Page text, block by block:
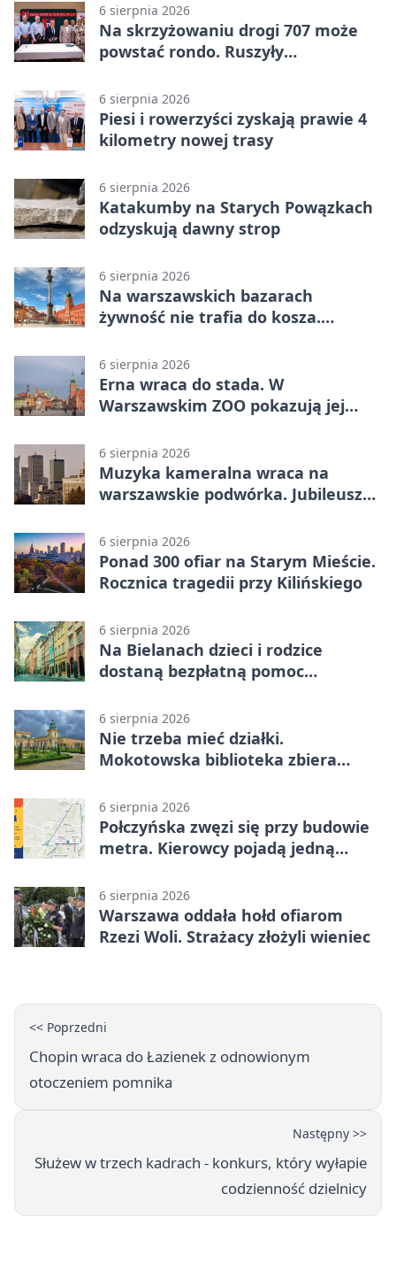
6 sierpnia 2026
Na skrzyżowaniu drogi 707 może
powstać rondo. Ruszyły
6 sierpnia 2026
Piesi i rowerzyści zyskają prawie 4
kilometry nowej trasy
6 sierpnia 2026
Katakumby na Starych Powązkach
odzyskują dawny strop
6 sierpnia 2026
Na warszawskich bazarach
żywność nie trafia do kosza.
6 sierpnia 2026
Erna wraca do stada. W
Warszawskim ZOO pokazują jej
6 sierpnia 2026
Muzyka kameralna wraca na
warszawskie podwórka. Jubileusz
6 sierpnia 2026
Ponad 300 ofiar na Starym Mieście.
Rocznica tragedii przy Kilińskiego
6 sierpnia 2026
Na Bielanach dzieci i rodzice
dostaną bezpłatną pomoc
6 sierpnia 2026
Nie trzeba mieć działki.
Mokotowska biblioteka zbiera
6 sierpnia 2026
Połczyńska zwęzi się przy budowie
metra. Kierowcy pojadą jedną
6 sierpnia 2026
Warszawa oddała hołd ofiarom
Rzezi Woli. Strażacy złożyli wieniec
<< Poprzedni
Chopin wraca do Łazienek z odnowionym
otoczeniem pomnika
Następny >>
Służew w trzech kadrach - konkurs, który wyłapie
codzienność dzielnicy